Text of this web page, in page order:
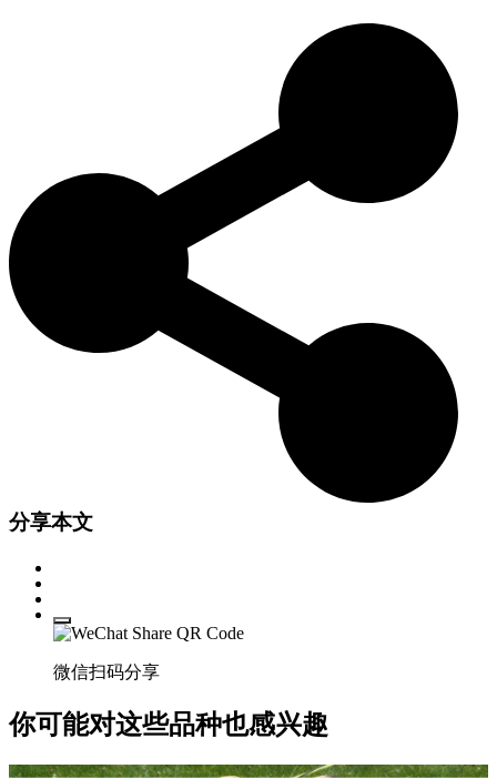
种犬种以其力量、耐力和卓越的狩猎能力，特别是在水中的能力
而著称。今天，水獭猎犬因其聪明、忠诚和独特的外观继续受到
分享本文
微信扫码分享
你可能对这些品种也感兴趣